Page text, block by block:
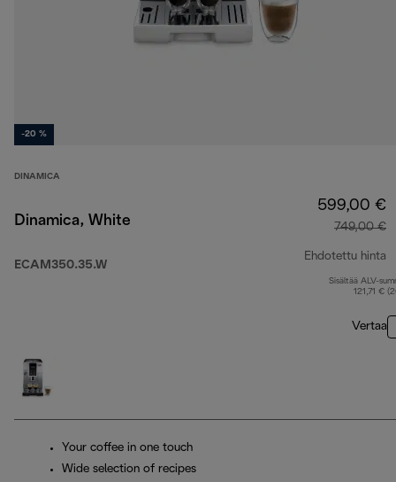
-20 %
DINAMICA
Dinamica, White
ECAM350.35.W
599,00 €
749,00 €
Ehdotettu hinta
Sisältää ALV-
121,71 €
Vertaa
Your coffee in one touch
Wide selection of recipes